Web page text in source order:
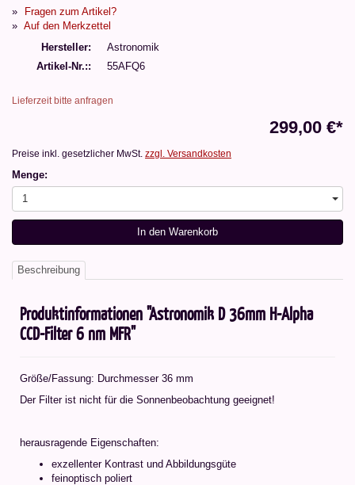
Fragen zum Artikel?
Auf den Merkzettel
Hersteller
Astronomik
Artikel-Nr.:
55AFQ6
Lieferzeit bitte anfragen
299,00 €*
Preise inkl. gesetzlicher MwSt. zzgl. Versandkosten
Menge:
1
In den Warenkorb
Beschreibung
Produktinformationen "Astronomik D 36mm H-Alpha
CCD-Filter 6 nm MFR"
Größe/Fassung: Durchmesser 36 mm
Der Filter ist nicht für die Sonnenbeobachtung geeignet!
herausragende Eigenschaften:
exzellenter Kontrast und Abbildungsgüte
feinoptisch poliert